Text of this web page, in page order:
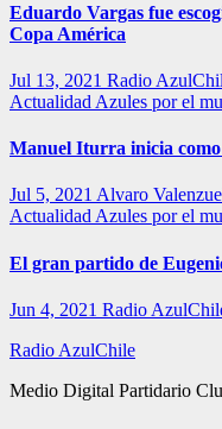
Eduardo Vargas fue
Copa América
Jul 13, 2021 Radio
Actualidad Azules por el
Manuel Iturra inicia
Jul 5, 2021 Alvaro
Actualidad Azules por el
El gran partido de
Jun 4, 2021 Radio
Radio AzulChile
Medio Digital Partidario